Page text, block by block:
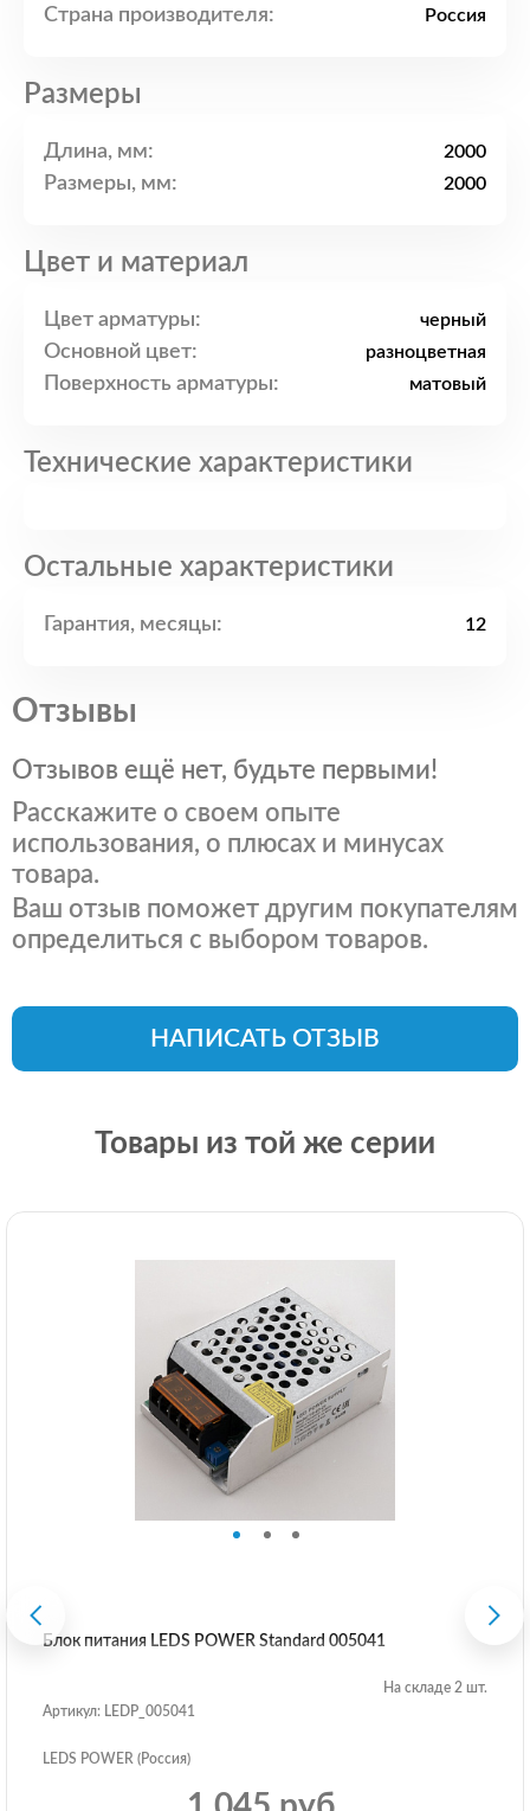
Страна производителя: Россия
Размеры
Длина, мм: 2000
Размеры, мм: 2000
Цвет и материал
Цвет арматуры: черный
Основной цвет: разноцветная
Поверхность арматуры: матовый
Технические характеристики
Остальные характеристики
Гарантия, месяцы: 12
Отзывы
Отзывов ещё нет, будьте первыми!
Расскажите о своем опыте
использования, о плюсах и минусах
товара.
Ваш отзыв поможет другим покупателям
определиться с выбором товаров.
НАПИСАТЬ ОТЗЫВ
Товары из той же серии
Блок питания LEDS POWER Standard 005041
На складе 2 шт.
Артикул: LEDP_005041
LEDS POWER (Россия)